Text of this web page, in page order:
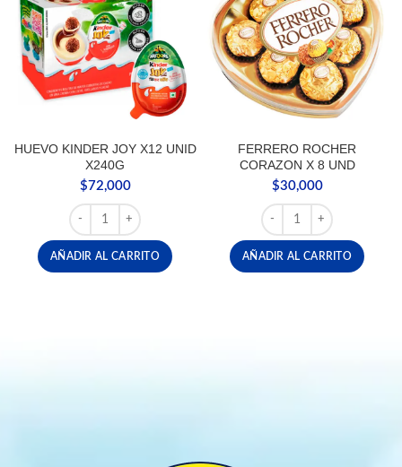
HUEVO KINDER JOY X12 UNID
X240G
$72,000
HUEVO KINDER JOY X12 UNID X240G cantidad
AÑADIR AL CARRITO
FERRERO ROCHER
CORAZON X 8 UND
$30,000
FERRERO ROCHER
AÑADIR AL CARRITO